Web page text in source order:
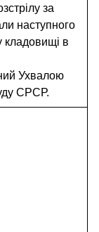
за
наступного
кладовищі в
Ухвалою
СРСР.